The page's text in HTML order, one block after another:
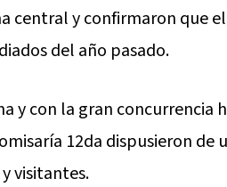
central y confirmaron que
del año pasado.
y con la gran concurrencia
12da dispusieron
visitantes.